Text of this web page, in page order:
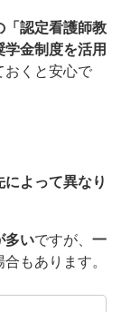
「認定看護師教
金制度を活用
くと安心で
よって異なり
多いですが、 一
もあります。